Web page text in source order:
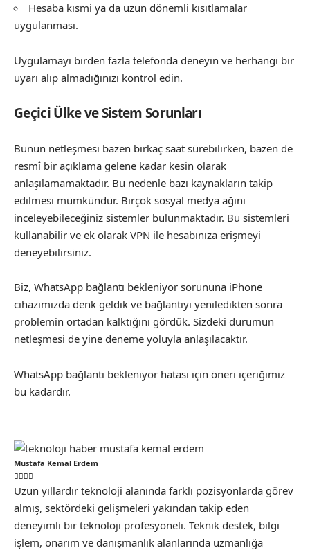
Hesaba kısmi ya da uzun dönemli kısıtlamalar
uygulanması.
Uygulamayı birden fazla telefonda deneyin ve herhangi bir
uyarı alıp almadığınızı kontrol edin.
Geçici Ülke ve Sistem Sorunları
Bunun netleşmesi bazen birkaç saat sürebilirken, bazen de
resmî bir açıklama gelene kadar kesin olarak
anlaşılamamaktadır. Bu nedenle bazı kaynakların takip
edilmesi mümkündür. Birçok sosyal medya ağını
inceleyebileceğiniz sistemler bulunmaktadır. Bu sistemleri
kullanabilir ve ek olarak VPN ile hesabınıza erişmeyi
deneyebilirsiniz.
Biz, WhatsApp bağlantı bekleniyor sorununa iPhone
cihazımızda denk geldik ve bağlantıyı yeniledikten sonra
problemin ortadan kalktığını gördük. Sizdeki durumun
netleşmesi de yine deneme yoluyla anlaşılacaktır.
WhatsApp bağlantı bekleniyor hatası için öneri içeriğimiz
bu kadardır.
Mustafa Kemal Erdem
Uzun yıllardır teknoloji alanında farklı pozisyonlarda görev
almış, sektördeki gelişmeleri yakından takip eden
deneyimli bir teknoloji profesyoneli. Teknik destek, bilgi
işlem, onarım ve danışmanlık alanlarında uzmanlığa